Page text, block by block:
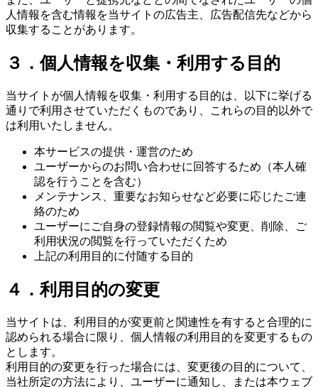
人情報を含む情報を当サイトの広告主、広告配信先などから
収集することがあります。
３．個人情報を収集・利用する目的
当サイトが個人情報を収集・利用する目的は、以下に挙げる
通りで利用させていただくものであり、これらの目的以外で
は利用いたしません。
本サービスの提供・運営のため
ユーザーからのお問い合わせに回答するため（本人確
認を行うことを含む）
メンテナンス、重要なお知らせなど必要に応じたご連
絡のため
ユーザーにご自身の登録情報の閲覧や変更、削除、ご
利用状況の閲覧を行っていただくため
上記の利用目的に付随する目的
４．利用目的の変更
当サイトは、利用目的が変更前と関連性を有すると合理的に
認められる場合に限り、個人情報の利用目的を変更するもの
とします。
利用目的の変更を行った場合には、変更後の目的について、
当社所定の方法により、ユーザーに通知し、または本ウェブ